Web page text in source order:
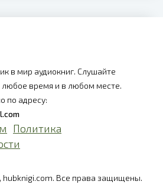
в мир аудиокниг. Слушайте
время и в любом месте.
по адресу:
Политика
hubknigi.com. Все права защищены.